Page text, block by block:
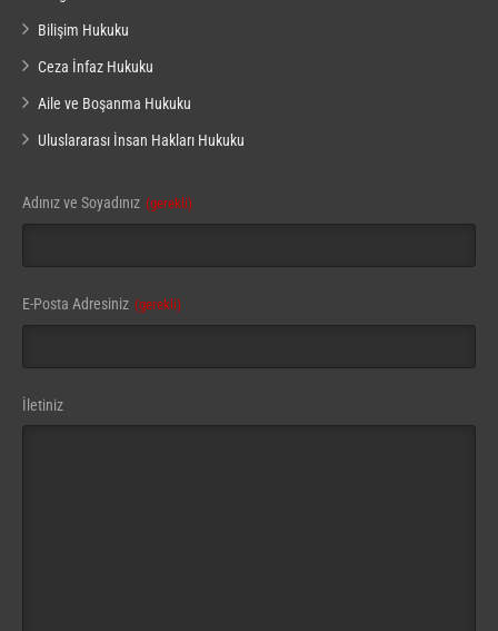
Bilişim Hukuku
Ceza İnfaz Hukuku
Aile ve Boşanma Hukuku
Uluslararası İnsan Hakları Hukuku
Adınız ve Soyadınız (gerekli)
Business
Email (gerekli)
E-Posta Adresiniz (gerekli)
İletiniz